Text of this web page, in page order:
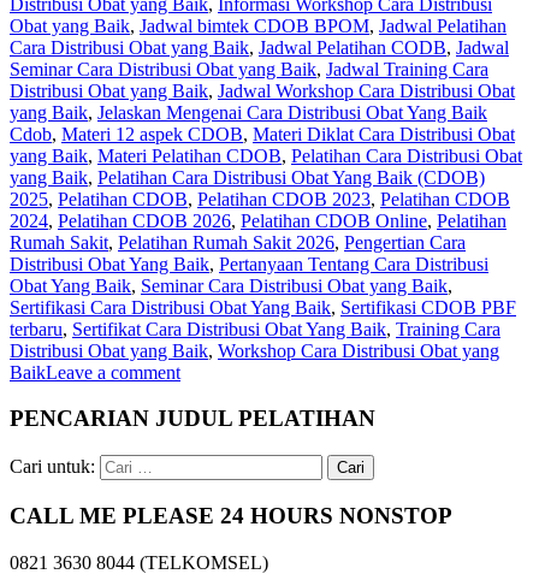
Obat yang Baik, Jadwal bimtek CDOB BPOM, Jadwal Pelatihan
Cara Distribusi Obat yang Baik, Jadwal Pelatihan CODB, Jadwal
Seminar Cara Distribusi Obat yang Baik, Jadwal Training Cara
Distribusi Obat yang Baik, Jadwal Workshop Cara Distribusi Obat
yang Baik, Jelaskan Mengenai Cara Distribusi Obat Yang Baik
Cdob, Materi 12 aspek CDOB, Materi Diklat Cara Distribusi Obat
yang Baik, Materi Pelatihan CDOB, Pelatihan Cara Distribusi Obat
yang Baik, Pelatihan Cara Distribusi Obat Yang Baik (CDOB)
2025, Pelatihan CDOB, Pelatihan CDOB 2023, Pelatihan CDOB
2024, Pelatihan CDOB 2026, Pelatihan CDOB Online, Pelatihan
Rumah Sakit, Pelatihan Rumah Sakit 2026, Pengertian Cara
Distribusi Obat Yang Baik, Pertanyaan Tentang Cara Distribusi
Obat Yang Baik, Seminar Cara Distribusi Obat yang Baik,
Sertifikasi Cara Distribusi Obat Yang Baik, Sertifikasi CDOB PBF
terbaru, Sertifikat Cara Distribusi Obat Yang Baik, Training Cara
Distribusi Obat yang Baik, Workshop Cara Distribusi Obat yang
BaikLeave a comment
PENCARIAN JUDUL PELATIHAN
Cari untuk:
CALL ME PLEASE 24 HOURS NONSTOP
0821 3630 8044 (TELKOMSEL)